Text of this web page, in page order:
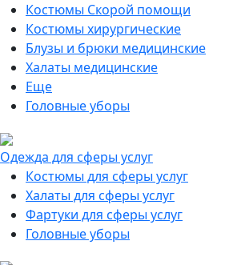
Костюмы Скорой помощи
Костюмы хирургические
Блузы и брюки медицинские
Халаты медицинские
Еще
Головные уборы
Одежда для сферы услуг
Костюмы для сферы услуг
Халаты для сферы услуг
Фартуки для сферы услуг
Головные уборы